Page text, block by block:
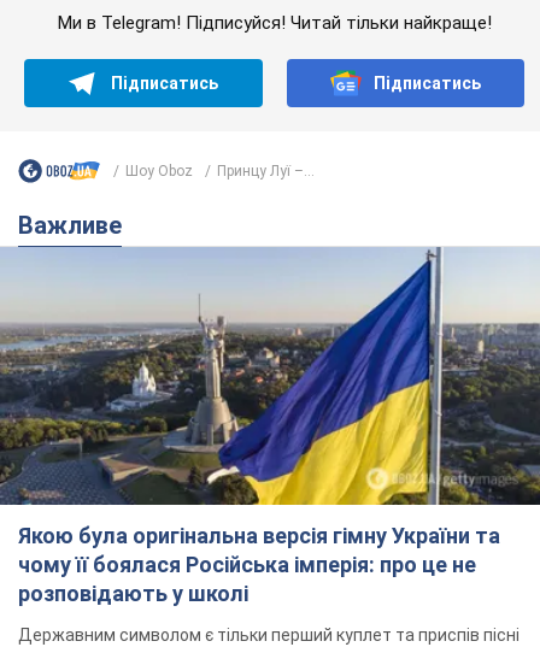
Ми в Telegram! Підписуйся! Читай тільки найкраще!
Підписатись Підписатись
Шоу Oboz Принцу Луї –...
Важливе
Якою була оригінальна версія гімну України та
чому її боялася Російська імперія: про це не
розповідають у школі
Державним символом є тільки перший куплет та приспів пісні